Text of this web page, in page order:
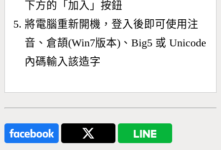
下方的「加入」按鈕
將電腦重新開機，登入後即可使用注
音、倉頡(Win7版本)、Big5 或 Unicode
內碼輸入該造字